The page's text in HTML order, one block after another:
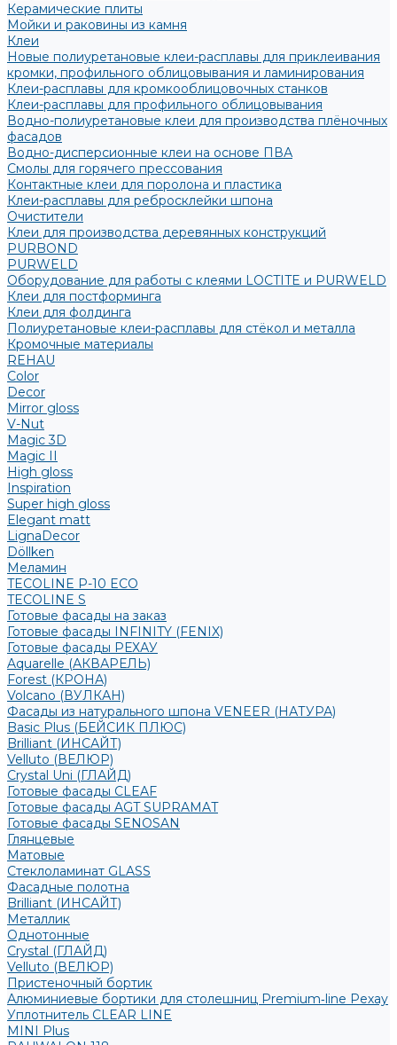
Керамические плиты
Мойки и раковины из камня
Клеи
Новые полиуретановые клеи-расплавы для приклеивания
кромки, профильного облицовывания и ламинирования
Клеи-расплавы для кромкооблицовочных станков
Клеи-расплавы для профильного облицовывания
Водно-полиуретановые клеи для производства плёночных
фасадов
Водно-дисперсионные клеи на основе ПВА
Смолы для горячего прессования
Контактные клеи для поролона и пластика
Клеи-расплавы для ребросклейки шпона
Очистители
Клеи для производства деревянных конструкций
PURBOND
PURWELD
Оборудование для работы с клеями LOCTITE и PURWELD
Клеи для постформинга
Клеи для фолдинга
Полиуретановые клеи-расплавы для стёкол и металла
Кромочные материалы
REHAU
Color
Decor
Mirror gloss
V-Nut
Magic 3D
Magic II
High gloss
Inspiration
Super high gloss
Elegant matt
LignaDecor
Döllken
Меламин
TECOLINE P-10 ECO
TECOLINE S
Готовые фасады на заказ
Готовые фасады INFINITY (FENIX)
Готовые фасады РЕХАУ
Aquarelle (АКВАРЕЛЬ)
Forest (КРОНА)
Volcano (ВУЛКАН)
Фасады из натурального шпона VENEER (НАТУРА)
Basic Plus (БЕЙСИК ПЛЮС)
Brilliant (ИНСАЙТ)
Velluto (ВЕЛЮР)
Crystal Uni (ГЛАЙД)
Готовые фасады CLEAF
Готовые фасады AGT SUPRAMAT
Готовые фасады SENOSAN
Глянцевые
Матовые
Стеклоламинат GLASS
Фасадные полотна
Brilliant (ИНСАЙТ)
Металлик
Однотонные
Crystal (ГЛАЙД)
Velluto (ВЕЛЮР)
Пристеночный бортик
Алюминиевые бортики для столешниц Premium‑line Рехау
Уплотнитель CLEAR LINE
MINI Plus